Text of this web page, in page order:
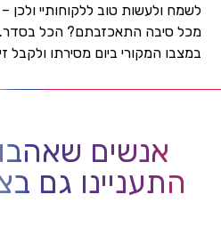
לשמח ולעשות טוב ללקוחותיי
מכל סיבה התאכזבתם? הכל בסדר.
במצבו המקורי ביום מסירתו ולקבל
אנשים
התעניינו גם